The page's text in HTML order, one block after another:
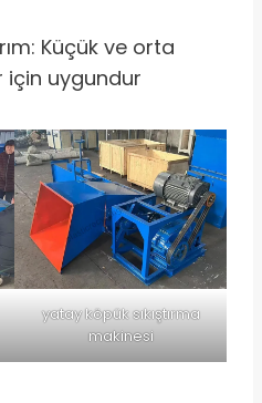
Küçük ve orta
için uygundur
yatay köpük sıkıştırma
makinesi